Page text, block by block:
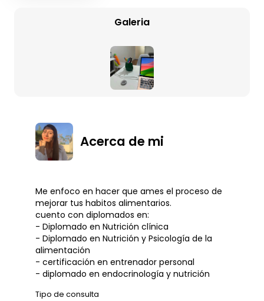
Galeria
Acerca de mi
Me enfoco en hacer que ames el proceso de
mejorar tus habitos alimentarios.
cuento con diplomados en:
- Diplomado en Nutrición clínica
- Diplomado en Nutrición y Psicología de la
alimentación
- certificación en entrenador personal
- diplomado en endocrinología y nutrición
Tipo de consulta